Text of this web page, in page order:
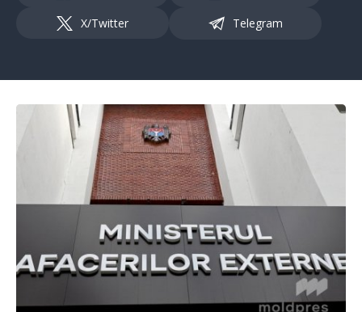
X/Twitter Telegram